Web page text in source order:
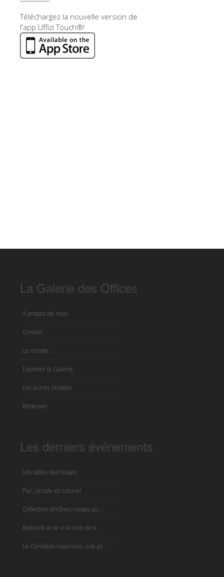
Téléchargez la nouvelle version de
l'app Uffizi Touch®!
La Galerie des Offices
À propos de nous
Contact
Le musée
Explorer la Galerie
Les autres Musées
Réserver
Les derniers événements
Les salles des Muses
Pur, simple et naturel
Collection d'icônes russes au...
Botticelli et le vrai nom de s...
Le Corridoio Vasariano, une pr...